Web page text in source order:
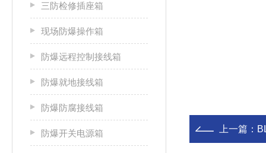
三防检修插座箱
现场防爆操作箱
防爆远程控制接线箱
防爆就地接线箱
防爆防腐接线箱
防爆开关电源箱 上一篇：